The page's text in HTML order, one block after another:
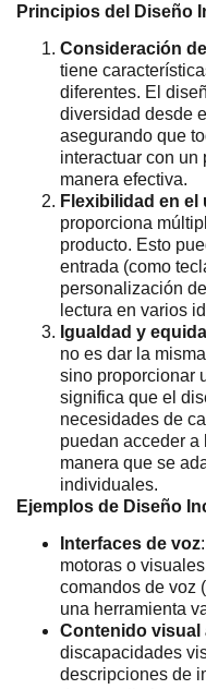
Principios del Diseño
Consideración
tiene
diferentes. El
diversidad desde
asegurando que
interactuar con un
manera efectiva.
Flexibilidad en el
proporciona
producto. Esto
entrada (como
personalización
lectura en varios
Igualdad y
no es dar la
sino proporcionar
significa que el
necesidades de
puedan acceder a
manera que se
individuales.
Ejemplos de Diseño
Interfaces de voz
motoras o
comandos de voz
una herramienta
Contenido visual
discapacidades
descripciones de